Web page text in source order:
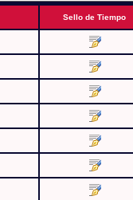
Sello de Tiempo